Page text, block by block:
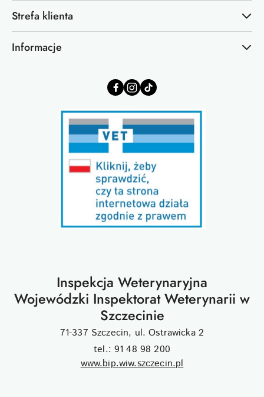
Strefa klienta
Informacje
Inspekcja Weterynaryjna
Wojewódzki Inspektorat Weterynarii w
Szczecinie
71-337 Szczecin, ul. Ostrawicka 2
tel.: 91 48 98 200
www.bip.wiw.szczecin.pl